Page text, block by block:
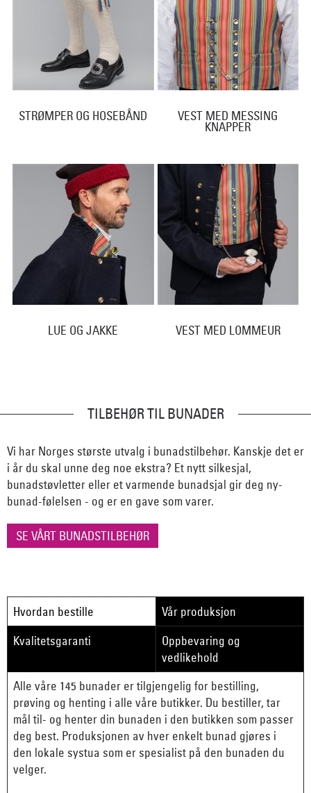
STRØMPER OG HOSEBÅND VEST MED MESSING
KNAPPER
LUE OG JAKKE VEST MED LOMMEUR
TILBEHØR TIL BUNADER
Vi har Norges største utvalg i bunadstilbehør. Kanskje det er
i år du skal unne deg noe ekstra? Et nytt silkesjal,
bunadstøvletter eller et varmende bunadsjal gir deg ny-
bunad-følelsen - og er en gave som varer.
SE VÅRT BUNADSTILBEHØR
Hvordan bestille
Vår produksjon
Kvalitetsgaranti
Oppbevaring og
vedlikehold
Alle våre 145 bunader er tilgjengelig for bestilling,
prøving og henting i alle våre butikker. Du bestiller, tar
mål til- og henter din bunaden i den butikken som passer
deg best. Produksjonen av hver enkelt bunad gjøres i
den lokale systua som er spesialist på den bunaden du
velger.